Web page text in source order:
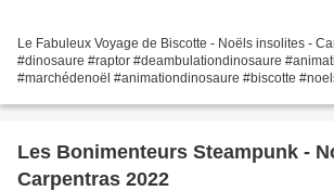
Le Fabuleux Voyage de Biscotte - Noëls insolites -
#dinosaure #raptor #deambulationdinosaure
#marchédenoël #animationdinosaure #biscotte
Les Bonimenteurs Steampunk -
Carpentras 2022